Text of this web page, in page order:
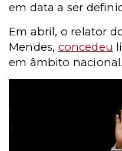
em data a ser
Em abril, o relator
Mendes, concedeu
em âmbito nacional.